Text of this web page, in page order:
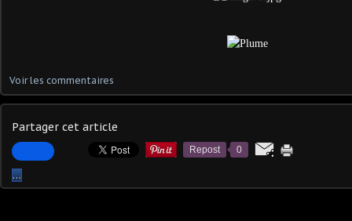
Voir les commentaires
Partager cet article
Repost 0
…